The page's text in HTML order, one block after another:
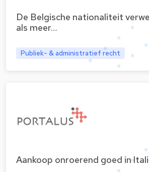
De Belgische nationaliteit
als meer…
Publiek- & administratief recht
Aankoop onroerend goed in